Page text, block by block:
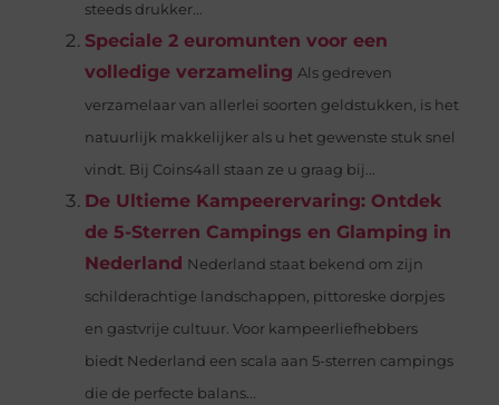
steeds drukker...
Speciale 2 euromunten voor een
volledige verzameling Als gedreven
verzamelaar van allerlei soorten geldstukken, is het
natuurlijk makkelijker als u het gewenste stuk snel
vindt. Bij Coins4all staan ze u graag bij...
De Ultieme Kampeerervaring: Ontdek
de 5-Sterren Campings en Glamping in
Nederland Nederland staat bekend om zijn
schilderachtige landschappen, pittoreske dorpjes
en gastvrije cultuur. Voor kampeerliefhebbers
biedt Nederland een scala aan 5-sterren campings
die de perfecte balans...